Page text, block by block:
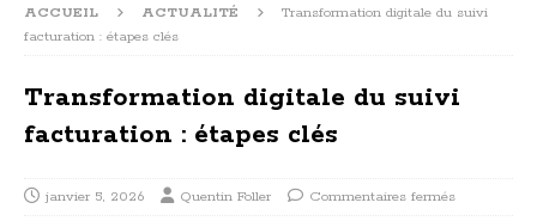
ACCUEIL ACTUALITÉ
Transformation digitale du suivi
facturation : étapes clés
Transformation digitale du suivi
facturation : étapes clés
janvier 5, 2026 Quentin Foller Commentaires fermés